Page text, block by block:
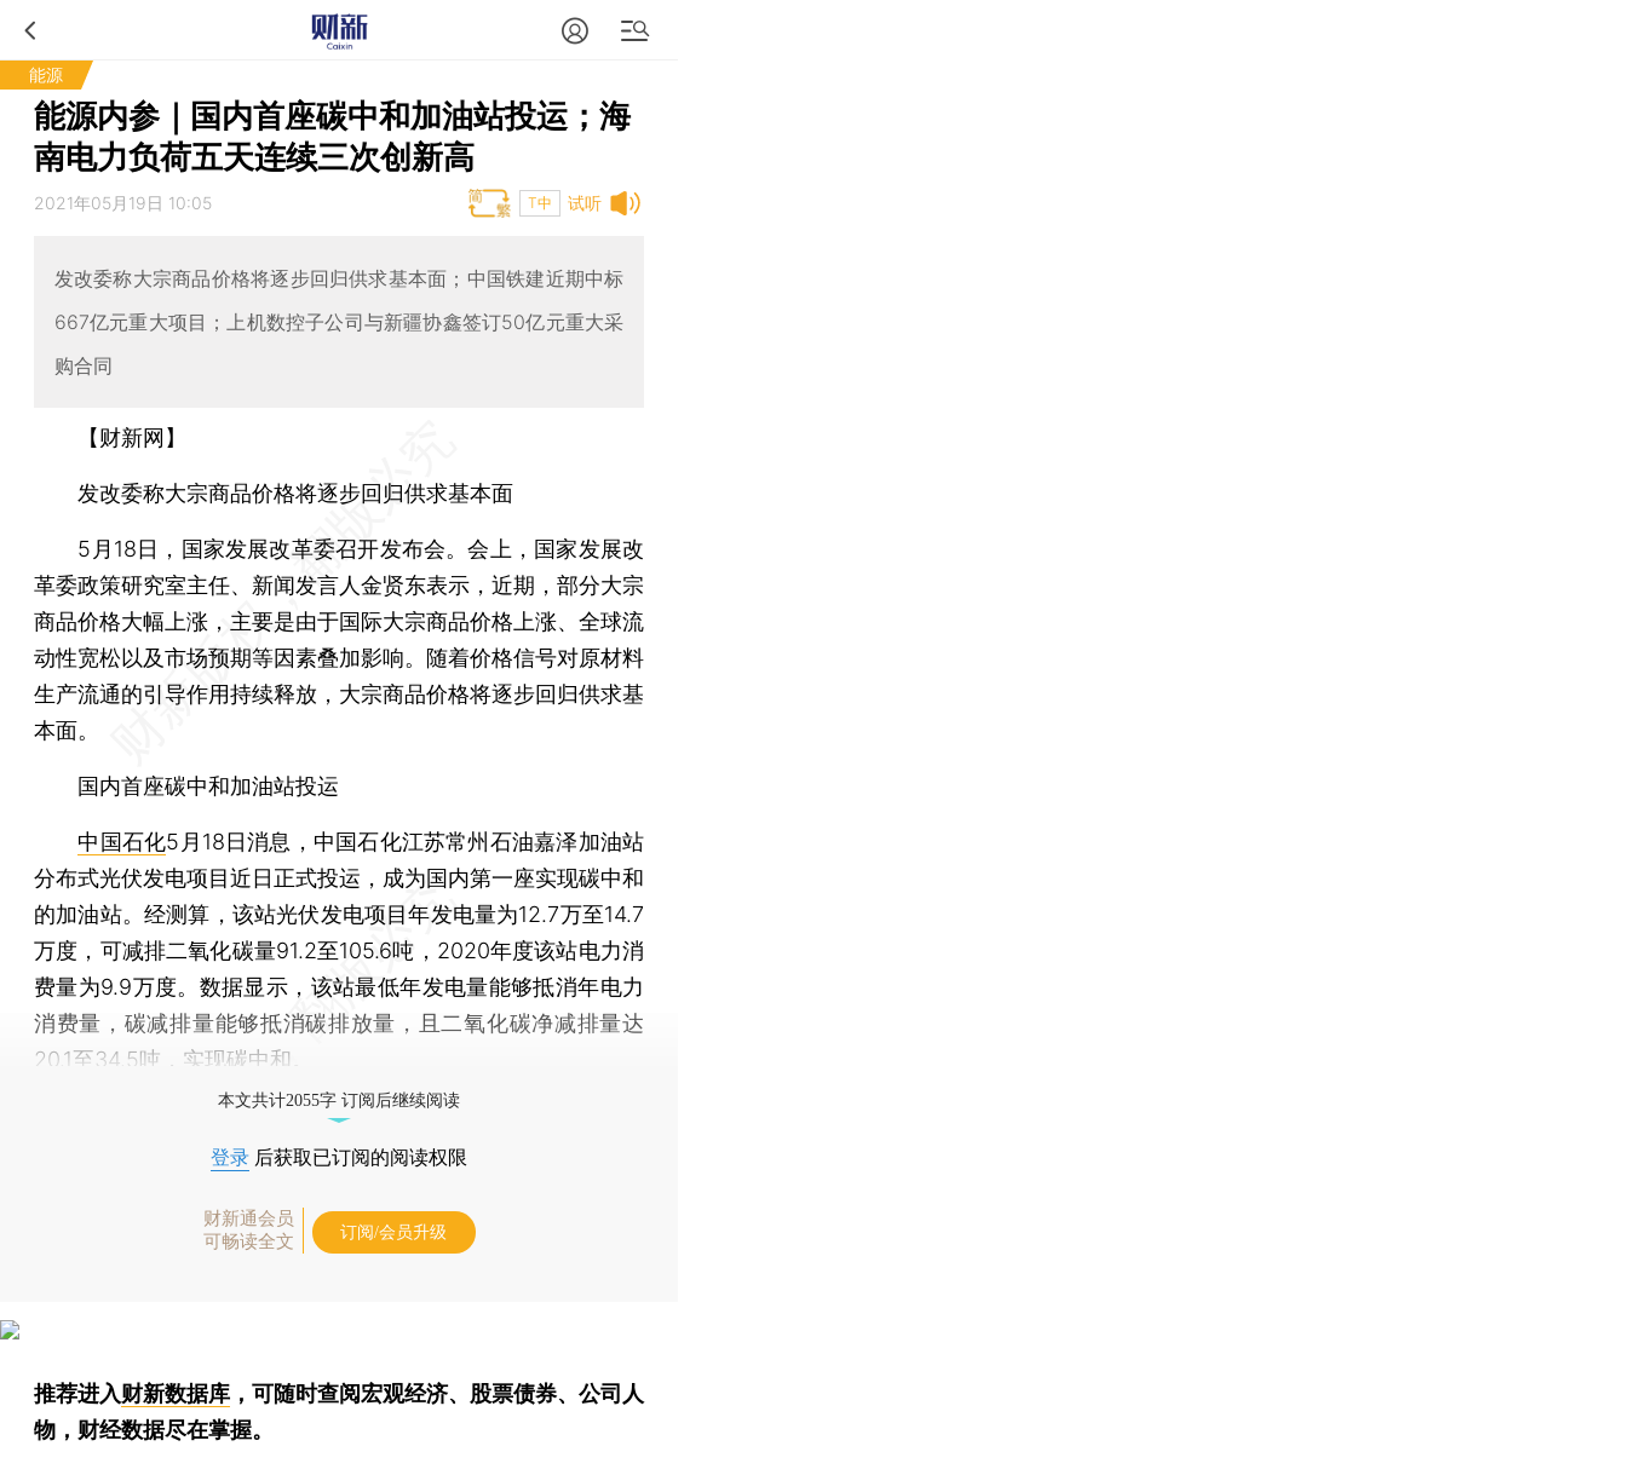
能源
能源内参｜国内首座碳中和加油站投运；海
南电力负荷五天连续三次创新高
试听
2021年05月19日 10:05 T中
发改委称大宗商品价格将逐步回归供求基本面；中国铁建近期中标
667亿元重大项目；上机数控子公司与新疆协鑫签订50亿元重大采
购合同
【财新网】
发改委称大宗商品价格将逐步回归供求基本面
5月18日，国家发展改革委召开发布会。会上，国家发展改
革委政策研究室主任、新闻发言人金贤东表示，近期，部分大宗
商品价格大幅上涨，主要是由于国际大宗商品价格上涨、全球流
动性宽松以及市场预期等因素叠加影响。随着价格信号对原材料
生产流通的引导作用持续释放，大宗商品价格将逐步回归供求基
本面。
国内首座碳中和加油站投运
中国石化5月18日消息，中国石化江苏常州石油嘉泽加油站
分布式光伏发电项目近日正式投运，成为国内第一座实现碳中和
的加油站。经测算，该站光伏发电项目年发电量为12.7万至14.7
万度，可减排二氧化碳量91.2至105.6吨，2020年度该站电力消
费量为9.9万度。数据显示，该站最低年发电量能够抵消年电力
消费量，碳减排量能够抵消碳排放量，且二氧化碳净减排量达
20.1至34.5吨，实现碳中和。
本文共计2055字 订阅后继续阅读
登录 后获取已订阅的阅读权限
财新通会员
可畅读全文
订阅/会员升级
推荐进入财新数据库 ，可随时查阅宏观经济、股票债券、公司人
物，财经数据尽在掌握。